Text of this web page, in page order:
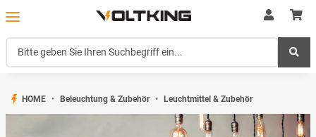
HOME Beleuchtung & Zubehör Leuchtmittel & Zubehör